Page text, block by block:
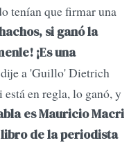
tenían que firmar una
si ganó la
¡Es una
a 'Guillo' Dietrich
en regla, lo ganó, y
es Mauricio Macri
de la periodista